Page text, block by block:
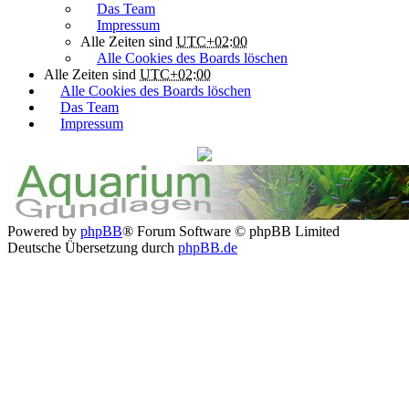
Das Team
Impressum
Alle Zeiten sind UTC+02:00
Alle Cookies des Boards löschen
Alle Zeiten sind UTC+02:00
Alle Cookies des Boards löschen
Das Team
Impressum
Powered by phpBB® Forum Software © phpBB Limited
Deutsche Übersetzung durch phpBB.de